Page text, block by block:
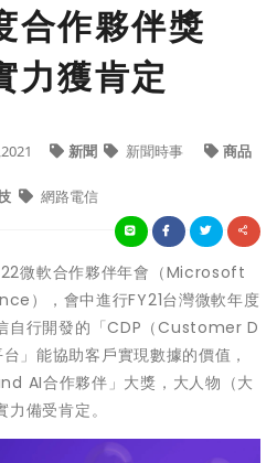
合作夥伴獎
力獲肯定
新聞 新聞時事 商品
網路電信
微軟合作夥伴年會（Microsoft
，會中進行FY21台灣微軟年度
自行開發的「CDP（Customer D
能協助客戶實現數據的價值，
AI合作夥伴」大獎，大人物（大
備受肯定。